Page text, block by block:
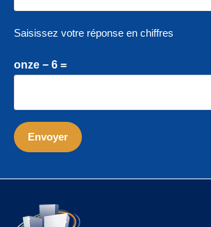
Saisissez votre réponse en chiffres
onze − 6 =